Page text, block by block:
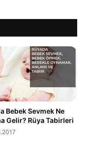
Bebek Sevmek Ne
Gelir? Rüya Tabirleri